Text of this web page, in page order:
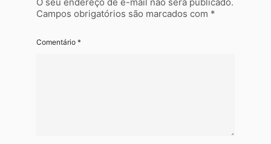
Campos obrigatórios são marcados com *
Comentário *